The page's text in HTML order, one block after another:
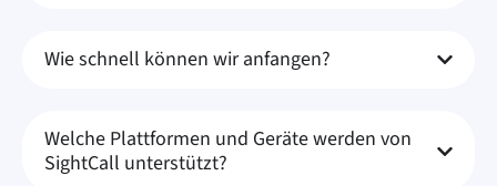
Wie schnell können wir anfangen?
Welche Plattformen und Geräte werden von
SightCall unterstützt?